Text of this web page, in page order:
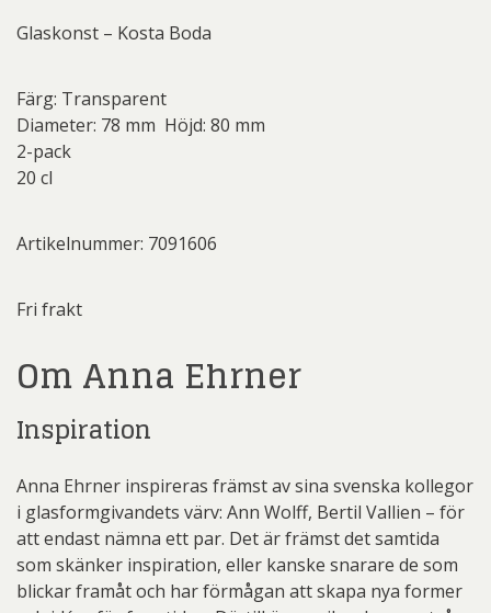
Glaskonst – Kosta Boda
Färg: Transparent
Diameter: 78 mm Höjd: 80 mm
2-pack
20 cl
Artikelnummer: 7091606
Fri frakt
Om Anna Ehrner
Inspiration
Anna Ehrner inspireras främst av sina svenska kollegor
i glasformgivandets värv: Ann Wolff, Bertil Vallien – för
att endast nämna ett par. Det är främst det samtida
som skänker inspiration, eller kanske snarare de som
blickar framåt och har förmågan att skapa nya former